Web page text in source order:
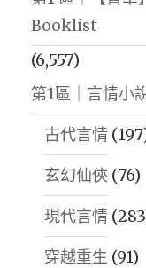
Booklist
(6,557)
第1區｜言情小
古代言情
玄幻仙俠 (76)
現代言情
穿越重生 (91)